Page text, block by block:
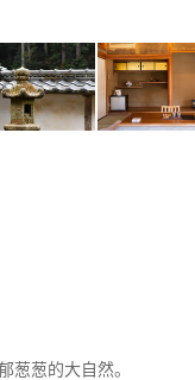
葱葱的大自然。